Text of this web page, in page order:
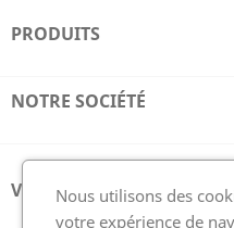
PRODUITS
NOTRE SOCIÉTÉ
VOTRE COMPTE
Nous utilisons des
votre expérience de